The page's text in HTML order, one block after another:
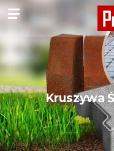
Kruszywa